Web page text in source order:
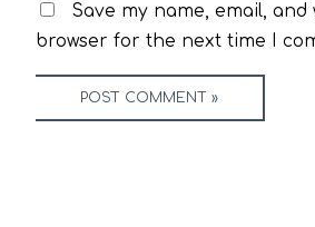
Save my name, email, and
browser for the next time I